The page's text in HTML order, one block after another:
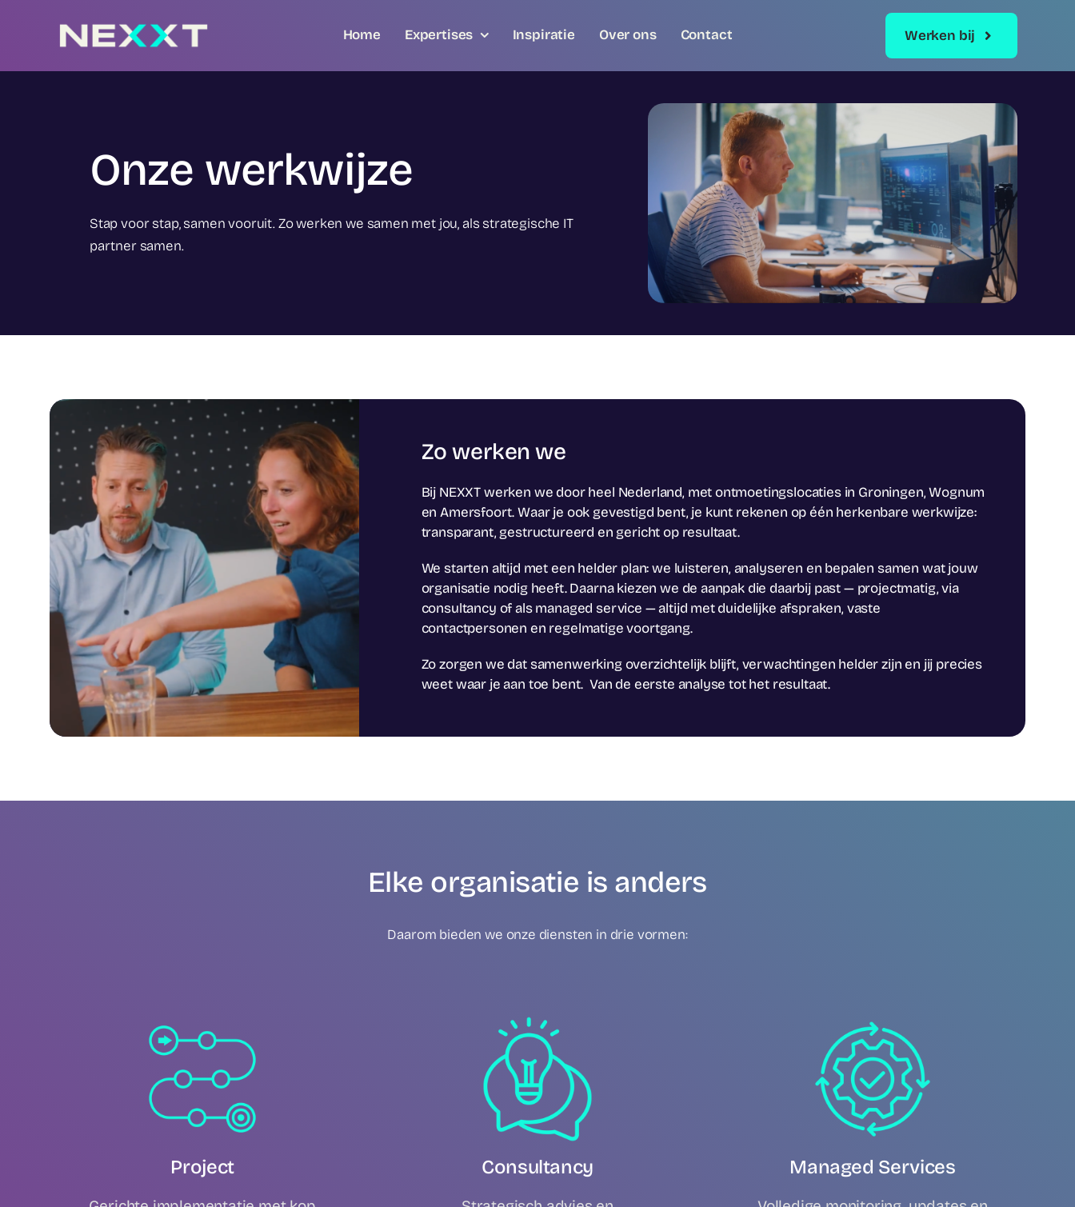
Home Expertises Inspiratie Over ons Contact Werken bij
Onze werkwijze
Stap voor stap, samen vooruit. Zo werken we samen met jou, als strategische IT
partner samen.
Zo werken we
Bij NEXXT werken we door heel Nederland, met ontmoetingslocaties in Groningen, Wognum
en Amersfoort. Waar je ook gevestigd bent, je kunt rekenen op één herkenbare werkwijze:
transparant, gestructureerd en gericht op resultaat.
We starten altijd met een helder plan: we luisteren, analyseren en bepalen samen wat jouw
organisatie nodig heeft. Daarna kiezen we de aanpak die daarbij past — projectmatig, via
consultancy of als managed service — altijd met duidelijke afspraken, vaste
contactpersonen en regelmatige voortgang.
Zo zorgen we dat samenwerking overzichtelijk blijft, verwachtingen helder zijn en jij precies
weet waar je aan toe bent. Van de eerste analyse tot het resultaat.
Elke organisatie is anders
Daarom bieden we onze diensten in drie vormen:
Project Consultancy Managed Services